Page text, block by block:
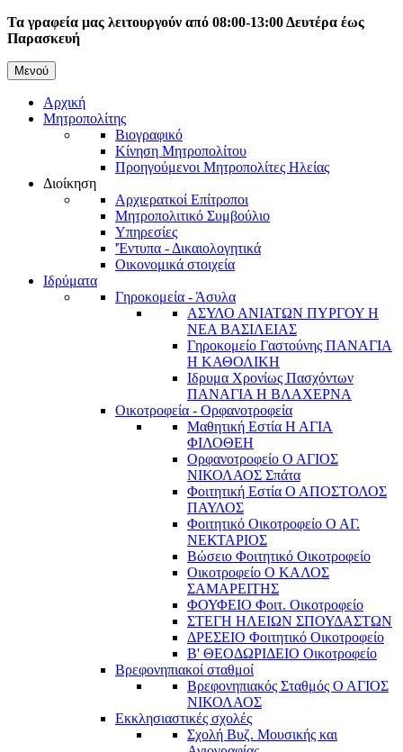
Παράκαμψη
προς
κυρίως
Τα γραφεία μας λειτουργούν από 08:00-13:00 Δευτέρα έως
Παρασκευή
Κεντρική
πλοήγηση
Μενού
Αρχική
Μητροπολίτης
Βιογραφικό
Κίνηση Μητροπολίτου
Προηγούμενοι Μητροπολίτες Ηλείας
Διοίκηση
Αρχιερατκοί Επίτροποι
Μητροπολιτικό Συμβούλιο
Υπηρεσίες
'Έντυπα - Δικαιολογητικά
Οικονομικά στοιχεία
Ιδρύματα
Γηροκομεία - Άσυλα
ΑΣΥΛΟ ΑΝΙΑΤΩΝ ΠΥΡΓΟΥ Η
ΝΕΑ ΒΑΣΙΛΕΙΑΣ
Γηροκομείο Γαστούνης ΠΑΝΑΓΙΑ
Η ΚΑΘΟΛΙΚΗ
Ιδρυμα Χρονίως Πασχόντων
ΠΑΝΑΓΙΑ Η ΒΛΑΧΕΡΝΑ
Οικοτροφεία - Ορφανοτροφεία
Μαθητική Εστία Η ΑΓΙΑ
ΦΙΛΟΘΕΗ
Ορφανοτροφείο Ο ΑΓΙΟΣ
ΝΙΚΟΛΑΟΣ Σπάτα
Φοιτητική Εστία Ο ΑΠΟΣΤΟΛΟΣ
ΠΑΥΛΟΣ
Φοιτητικό Οικοτροφείο Ο ΑΓ.
ΝΕΚΤΑΡΙΟΣ
Βώσειο Φοιτητικό Οικοτροφείο
Οικοτροφείο Ο ΚΑΛΟΣ
ΣΑΜΑΡΕΙΤΗΣ
ΦΟΥΦΕΙΟ Φοιτ. Οικοτροφείο
ΣΤΕΓΗ ΗΛΕΙΩΝ ΣΠΟΥΔΑΣΤΩΝ
ΔΡΕΣΕΙΟ Φοιτητικό Οικοτροφείο
Β' ΘΕΟΔΩΡΙΔΕΙΟ Οικοτροφείο
Βρεφονηπιακοί σταθμοί
Βρεφονηπιακός Σταθμός Ο ΑΓΙΟΣ
ΝΙΚΟΛΑΟΣ
Εκκλησιαστικές σχολές
Σχολή Βυζ. Μουσικής και